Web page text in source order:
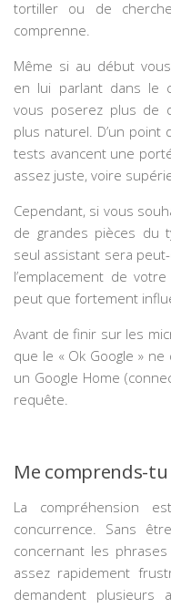
tortiller ou de
comprenne.
Même si au début
en lui parlant dans le
vous poserez plus de
plus naturel. D’un point
tests avancent une
assez juste, voire
Cependant, si vous
de grandes pièces du
seul assistant sera
l’emplacement de
peut que fortement
Avant de finir sur les
que le « Ok Google »
un Google Home
requête.
Me comprends-tu
La compréhension
concurrence. Sans
concernant les
assez rapidement
demandent